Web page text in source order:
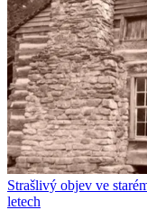
Strašlivý objev ve
letech